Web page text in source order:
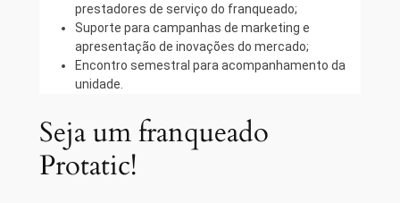
prestadores de serviço do franqueado;
Suporte para campanhas de marketing e
apresentação de inovações do mercado;
Encontro semestral para acompanhamento da
unidade.
Seja um franqueado
Protatic!